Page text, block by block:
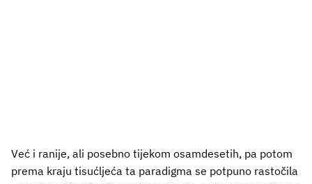
Već i ranije, ali posebno tijekom osamdesetih, pa potom
prema kraju tisućljeća ta paradigma se potpuno rastočila